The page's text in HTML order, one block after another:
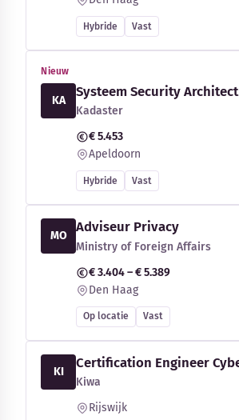
Hybride Vast
Nieuw
KA
Systeem Security Architect
Kadaster
€ 5.453
Apeldoorn
Hybride Vast
MO
Adviseur Privacy
Ministry of Foreign Affairs
€ 3.404 – € 5.389
Den Haag
Op locatie Vast
KI
Certification Engineer
Kiwa
Rijswijk